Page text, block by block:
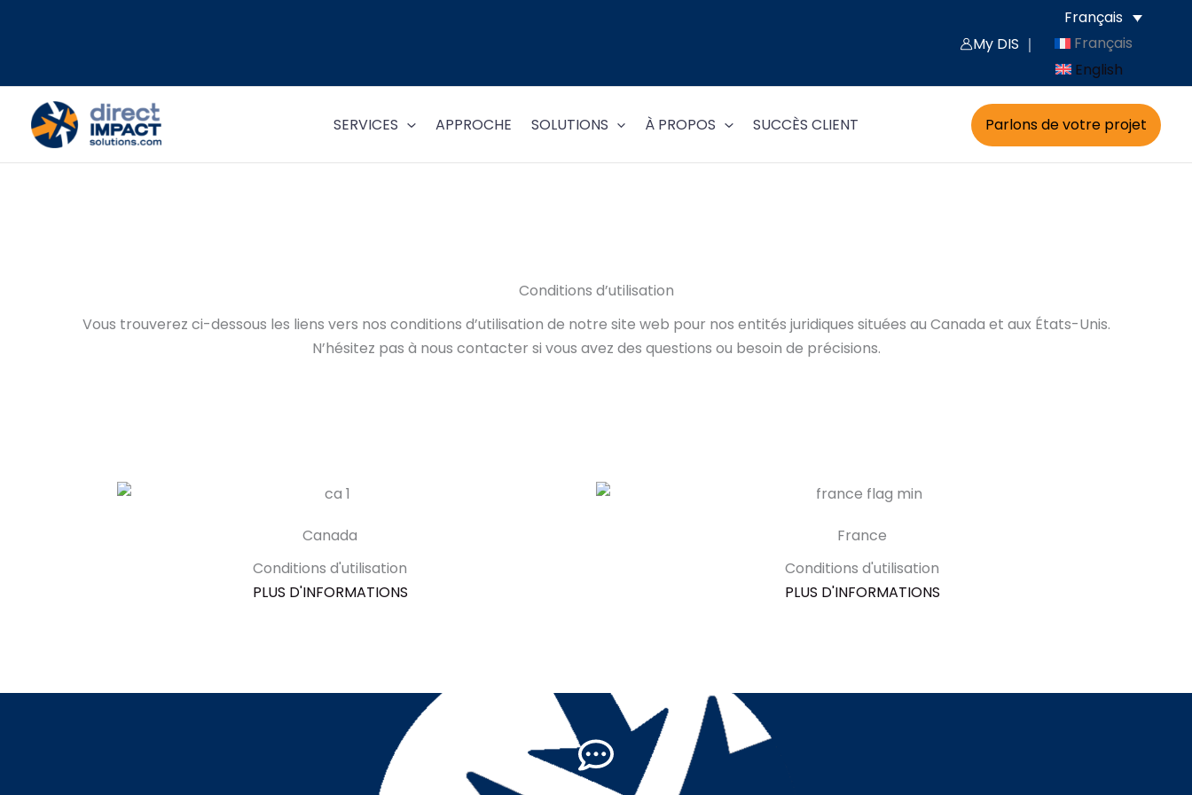
My DIS ｜
Français
Français
English
SERVICES APPROCHE SOLUTIONS À PROPOS SUCCÈS CLIENT Parlons de votre projet
Conditions d’utilisation
Vous trouverez ci-dessous les liens vers nos conditions d’utilisation de notre site web pour nos entités juridiques situées au Canada et aux États-Unis.
N’hésitez pas à nous contacter si vous avez des questions ou besoin de précisions.
Canada
Conditions d'utilisation
PLUS D'INFORMATIONS
France
Conditions d'utilisation
PLUS D'INFORMATIONS